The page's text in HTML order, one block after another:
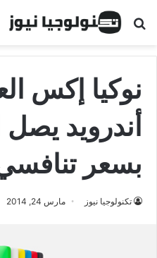
البحث عن
نوكيا إكس
أندرويد يصل
بسعر
تكنولوجيا نيوز مارس 24, 2014